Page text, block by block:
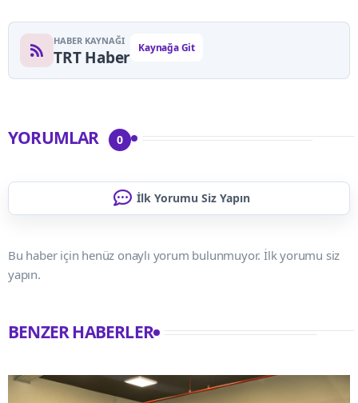
HABER KAYNAĞI
TRT Haber Kaynağa Git
YORUMLAR 0
İlk Yorumu Siz Yapın
Bu haber için henüz onaylı yorum bulunmuyor. İlk yorumu siz
yapın.
BENZER HABERLER